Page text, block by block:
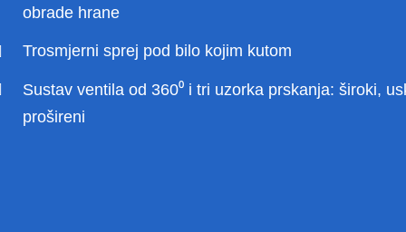
obrade hrane
Trosmjerni sprej pod bilo kojim kutom
Sustav ventila od 360⁰ i tri uzorka prskanja: široki,
prošireni